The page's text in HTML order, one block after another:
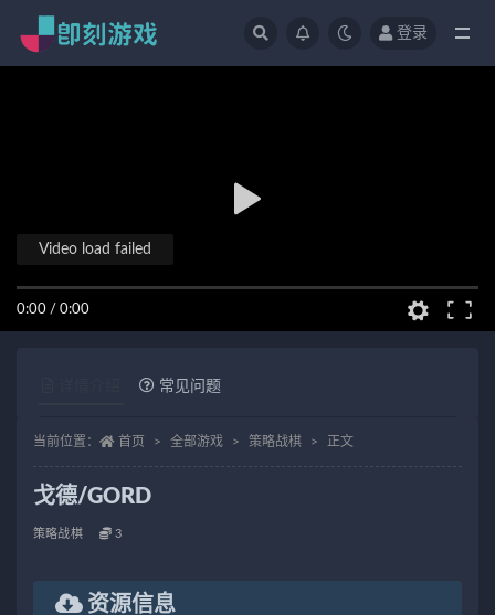
登录
0:00 / 0:00
Video load failed
常见问题
当前位置： 首页 全部游戏 策略战棋 正文
戈德/GORD
策略战棋 3
资源信息